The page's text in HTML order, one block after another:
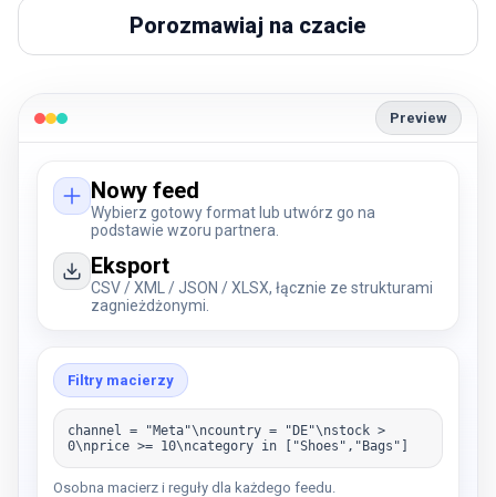
Porozmawiaj na czacie
Preview
Nowy feed
Wybierz gotowy format lub utwórz go na
podstawie wzoru partnera.
Eksport
CSV / XML / JSON / XLSX, łącznie ze strukturami
zagnieżdżonymi.
Filtry macierzy
channel = "Meta"\ncountry = "DE"\nstock >
0\nprice >= 10\ncategory in ["Shoes","Bags"]
Osobna macierz i reguły dla każdego feedu.